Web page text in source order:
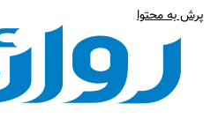
به محتوا